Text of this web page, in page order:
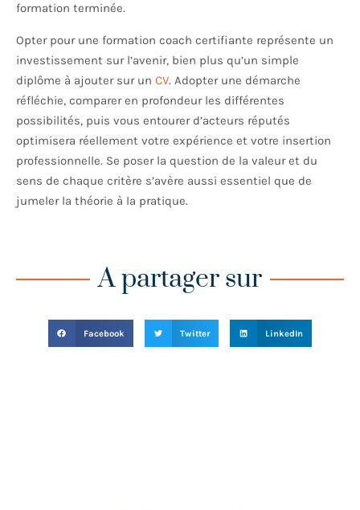
formation terminée.
Opter pour une formation coach certifiante représente un
investissement sur l’avenir, bien plus qu’un simple
diplôme à ajouter sur un CV. Adopter une démarche
réfléchie, comparer en profondeur les différentes
possibilités, puis vous entourer d’acteurs réputés
optimisera réellement votre expérience et votre insertion
professionnelle. Se poser la question de la valeur et du
sens de chaque critère s’avère aussi essentiel que de
jumeler la théorie à la pratique.
A partager sur
Facebook Twitter LinkedIn